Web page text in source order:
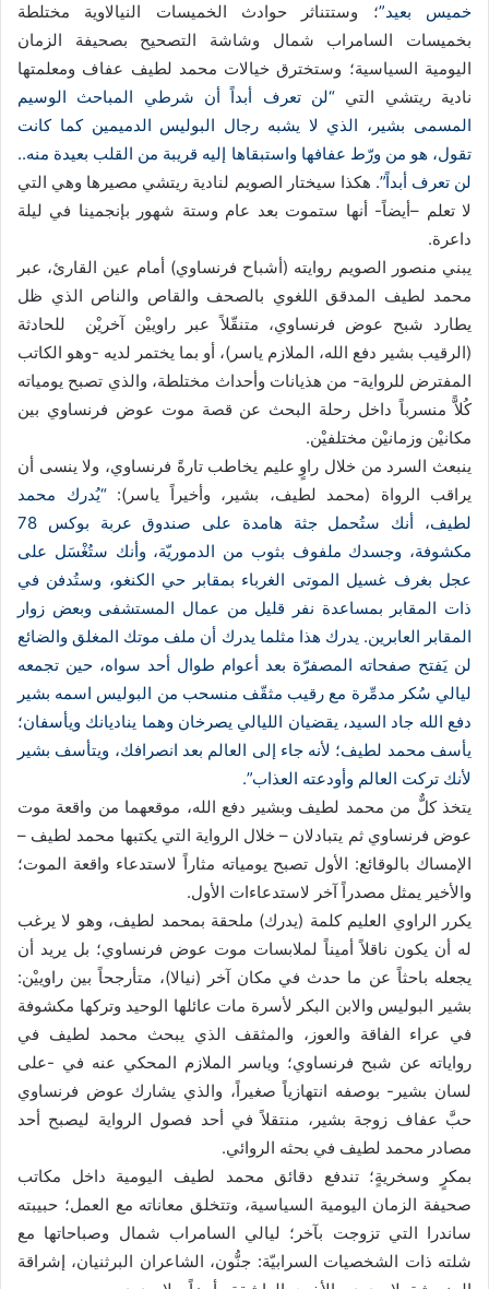
و
ن
ي
ا
خميس بعيد”؛ وستتناثر حوادث الخميسات النيالاوية مختلطة
بخميسات السامراب شمال وشاشة التصحيح بصحيفة الزمان
اليومية السياسية؛ وستخترق خيالات محمد لطيف عفاف ومعلمتها
نادية ريتشي التي “لن تعرف أبداً أن شرطي المباحث الوسيم
المسمى بشير، الذي لا يشبه رجال البوليس الدميمين كما كانت
تقول، هو من ورّط عفافها واستبقاها إليه قريبة من القلب بعيدة منه..
لن تعرف أبداً”. هكذا سيختار الصويم لنادية ريتشي مصيرها وهي التي
لا تعلم –أيضاً- أنها ستموت بعد عام وستة شهور بإنجمينا في ليلة
داعرة.
يبني منصور الصويم روايته (أشباح فرنساوي) أمام عين القارئ، عبر
محمد لطيف المدقق اللغوي بالصحف والقاص والناص الذي ظل
يطارد شبح عوض فرنساوي، متنقّلاً عبر راوييْن آخريْن للحادثة
(الرقيب بشير دفع الله، الملازم ياسر)، أو بما يختمر لديه -وهو الكاتب
المفترض للرواية- من هذيانات وأحداث مختلطة، والذي تصبح يومياته
كُلاًّ منسرباً داخل رحلة البحث عن قصة موت عوض فرنساوي بين
مكانيْن وزمانيْن مختلفيْن.
ينبعث السرد من خلال راوٍ عليم يخاطب تارةً فرنساوي، ولا ينسى أن
يراقب الرواة (محمد لطيف، بشير، وأخيراً ياسر):“يُدرك محمد
لطيف، أنك ستُحمل جثة هامدة على صندوق عربة بوكس 78
مكشوفة، وجسدك ملفوف بثوب من الدموريّة، وأنك ستُغْسَل على
عجل بغرف غسيل الموتى الغرباء بمقابر حي الكنغو، وستُدفن في
ذات المقابر بمساعدة نفر قليل من عمال المستشفى وبعض زوار
المقابر العابرين. يدرك هذا مثلما يدرك أن ملف موتك المغلق والضائع
لن يَفتح صفحاته المصفرّة بعد أعوام طوال أحد سواه، حين تجمعه
ليالي سُكر مدمِّرة مع رقيب مثقّف منسحب من البوليس اسمه بشير
دفع الله جاد السيد، يقضيان الليالي يصرخان وهما يناديانك ويأسفان؛
يأسف محمد لطيف؛ لأنه جاء إلى العالم بعد انصرافك، ويتأسف بشير
لأنك تركت العالم وأودعته العذاب”.
يتخذ كلٌّ من محمد لطيف وبشير دفع الله، موقعهما من واقعة موت
عوض فرنساوي ثم يتبادلان – خلال الرواية التي يكتبها محمد لطيف –
الإمساك بالوقائع: الأول تصبح يومياته مثاراً لاستدعاء واقعة الموت؛
والأخير يمثل مصدراً آخر لاستدعاءات الأول.
يكرر الراوي العليم كلمة (يدرك) ملحقة بمحمد لطيف، وهو لا يرغب
له أن يكون ناقلاً أميناً لملابسات موت عوض فرنساوي؛ بل يريد أن
يجعله باحثاً عن ما حدث في مكان آخر (نيالا)، متأرجحاً بين راوييْن:
بشير البوليس والابن البكر لأسرة مات عائلها الوحيد وتركها مكشوفة
في عراء الفاقة والعوز، والمثقف الذي يبحث محمد لطيف في
رواياته عن شبح فرنساوي؛ وياسر الملازم المحكي عنه في -على
لسان بشير- بوصفه انتهازياً صغيراً، والذي يشارك عوض فرنساوي
حبَّ عفاف زوجة بشير، منتقلاً في أحد فصول الرواية ليصبح أحد
مصادر محمد لطيف في بحثه الروائي.
بمكرٍ وسخريةٍ؛ تندفع دقائق محمد لطيف اليومية داخل مكاتب
صحيفة الزمان اليومية السياسية، وتتخلق معاناته مع العمل؛ حبيبته
ساندرا التي تزوجت بآخر؛ ليالي السامراب شمال وصباحاتها مع
شلته ذات الشخصيات السرابيّة: جنُّون، الشاعران البرثنيان، إشراقة